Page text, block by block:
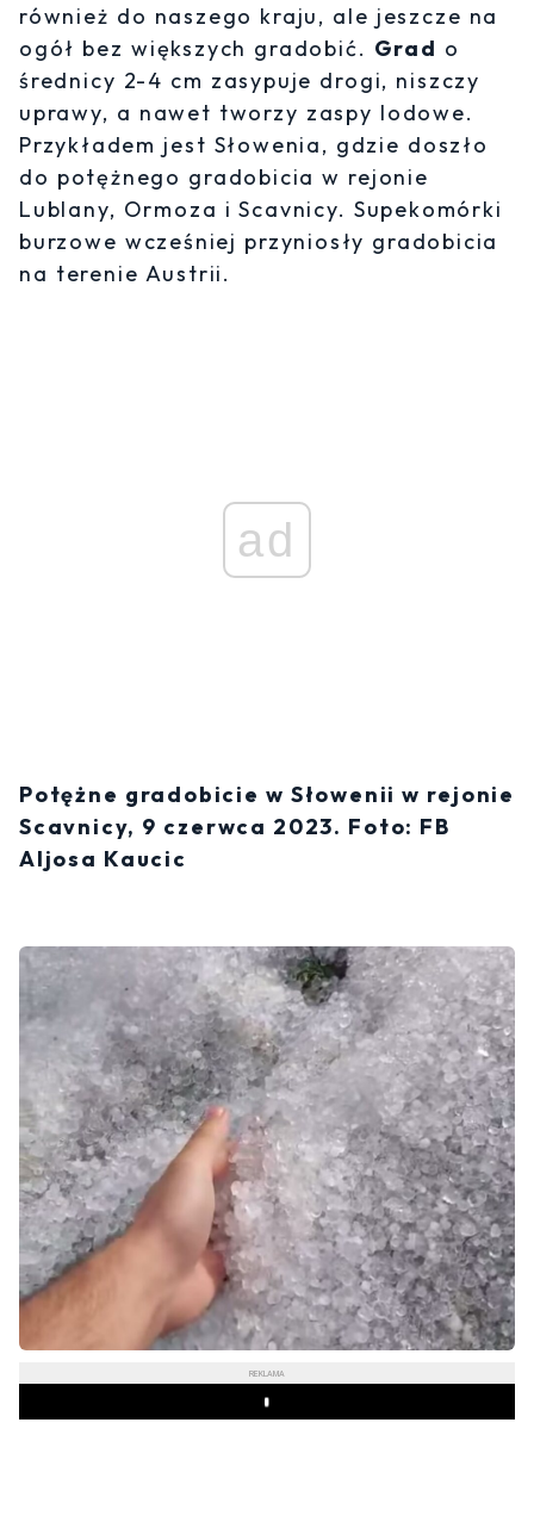
również do naszego kraju, ale jeszcze na
ogół bez większych gradobić. Grad o
średnicy 2-4 cm zasypuje drogi, niszczy
uprawy, a nawet tworzy zaspy lodowe.
Przykładem jest Słowenia, gdzie doszło
do potężnego gradobicia w rejonie
Lublany, Ormoza i Scavnicy. Supekomórki
burzowe wcześniej przyniosły gradobicia
na terenie Austrii.
ad
Potężne gradobicie w Słowenii w rejonie
Scavnicy, 9 czerwca 2023. Foto: FB
Aljosa Kaucic
REKLAMA
Play